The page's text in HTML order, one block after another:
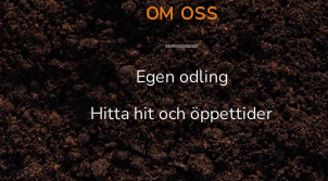
OM OSS
Egen odling
Hitta hit och öppettider